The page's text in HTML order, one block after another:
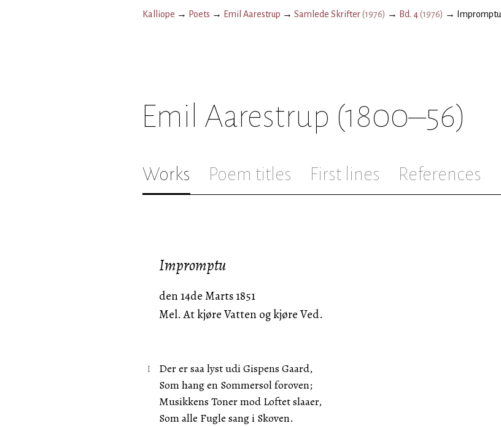
Kalliope → Poets → Emil Aarestrup → Samlede Skrifter(1976) → Bd. 4(1976) → Impromptu
Emil Aarestrup (1800–56)
Works Poem titles First lines References
Impromptu
den 14de Marts 1851
Mel. At kjøre Vatten og kjøre Ved.
Der er saa lyst udi Gispens Gaard,
Som hang en Sommersol foroven;
Musikkens Toner mod Loftet slaaer,
Som alle Fugle sang i Skoven.